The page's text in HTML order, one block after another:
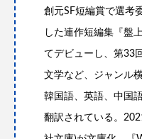
創元SF短編賞で選考
した連作短編集『盤
てデビューし、第33
文学など、ジャンル
韓国語、英語、中国
翻訳されている。